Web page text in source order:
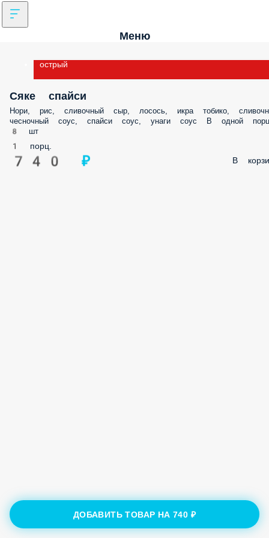
Меню
острый
Сяке спайси
Нори, рис, сливочный сыр, лосось, икра тобико,
чесночный соус, спайси соус, унаги соус В одной
8 шт
1 порц.
740 ₽ В
ДОБАВИТЬ ТОВАР НА740 ₽